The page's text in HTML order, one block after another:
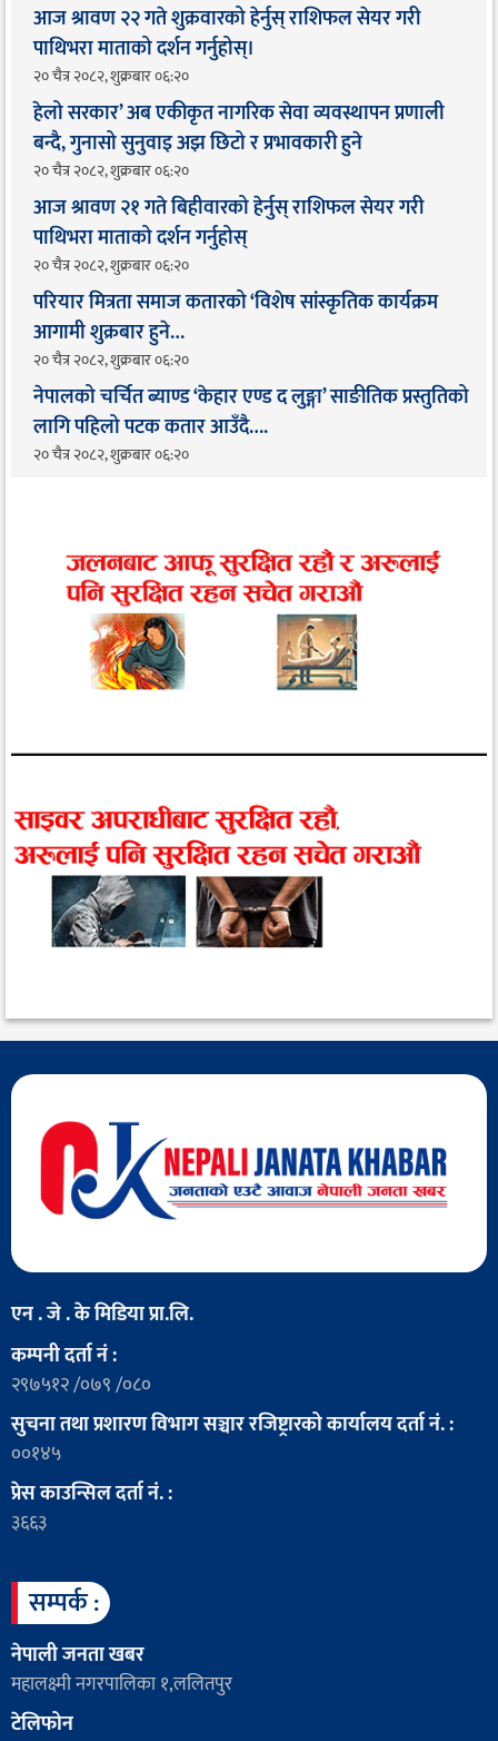
आज श्रावण २२ गते शुक्रवारको हेर्नुस् राशिफल सेयर गरी
पाथिभरा माताको दर्शन गर्नुहोस्।
२० चैत्र २०८२, शुक्रबार ०६:२०
हेलो सरकार’ अब एकीकृत नागरिक सेवा व्यवस्थापन प्रणाली
बन्दै, गुनासो सुनुवाइ अझ छिटो र प्रभावकारी हुने
२० चैत्र २०८२, शुक्रबार ०६:२०
आज श्रावण २१ गते बिहीवारको हेर्नुस् राशिफल सेयर गरी
पाथिभरा माताको दर्शन गर्नुहोस्
२० चैत्र २०८२, शुक्रबार ०६:२०
परियार मित्रता समाज कतारको ‘विशेष सांस्कृतिक कार्यक्रम
आगामी शुक्रबार हुने…
२० चैत्र २०८२, शुक्रबार ०६:२०
नेपालको चर्चित ब्याण्ड ‘केहार एण्ड द लुङ्गा’ साङीतिक प्रस्तुतिको
लागि पहिलो पटक कतार आउँदै…. ​
२० चैत्र २०८२, शुक्रबार ०६:२०
एन . जे . के मिडिया प्रा.लि.
कम्पनी दर्ता नं :
२९७५१२ /०७९ /०८०
सुचना तथा प्रशारण विभाग सञ्चार रजिष्ट्रारको कार्यालय दर्ता नं. :
००१४५
प्रेस काउन्सिल दर्ता नं. :
३६६३
सम्पर्क :
नेपाली जनता खबर
महालक्ष्मी नगरपालिका १,ललितपुर
टेलिफोन